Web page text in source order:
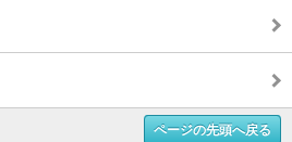
ページの先頭へ戻る